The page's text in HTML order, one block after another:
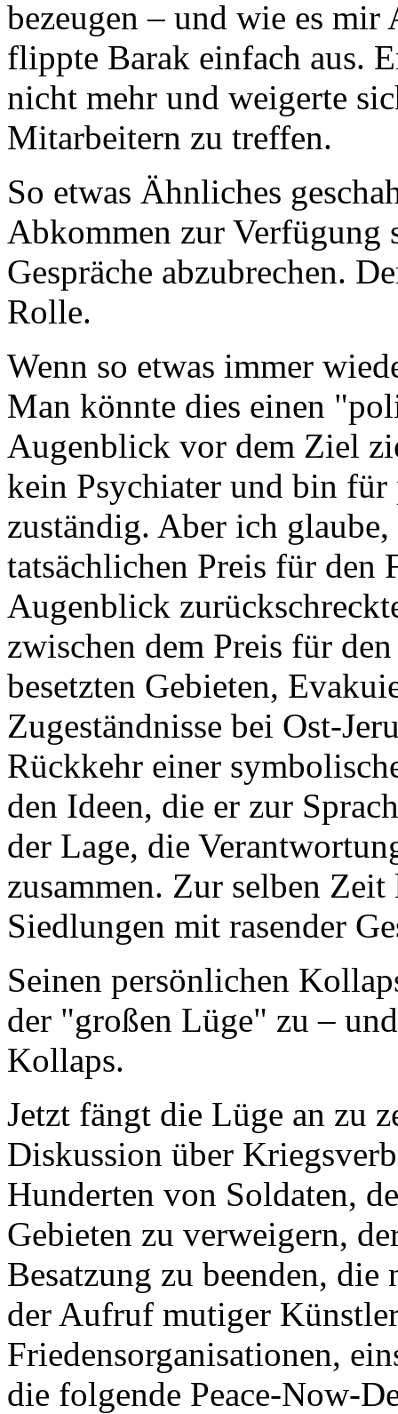
bezeugen – und wie es
flippte Barak einfach aus.
nicht mehr und weigerte
Mitarbeitern zu treffen.
So etwas Ähnliches
Abkommen zur Verfügung
Gespräche abzubrechen.
Rolle.
Wenn so etwas immer
Man könnte dies einen
Augenblick vor dem Ziel
kein Psychiater und bin
zuständig. Aber ich
tatsächlichen Preis für den
Augenblick
zwischen dem Preis für
besetzten Gebieten,
Zugeständnisse bei Ost-
Rückkehr einer
den Ideen, die er zur
der Lage, die
zusammen. Zur selben
Siedlungen mit rasender
Seinen persönlichen
der "großen Lüge" zu –
Kollaps.
Jetzt fängt die Lüge an zu
Diskussion über
Hunderten von Soldaten,
Gebieten zu verweigern,
Besatzung zu beenden,
der Aufruf mutiger
Friedensorganisationen,
die folgende Peace-Now-